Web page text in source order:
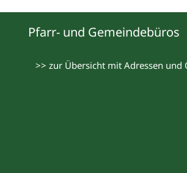
Pfarr- und Gemeindebüros
>> zur Übersicht mit Adressen und